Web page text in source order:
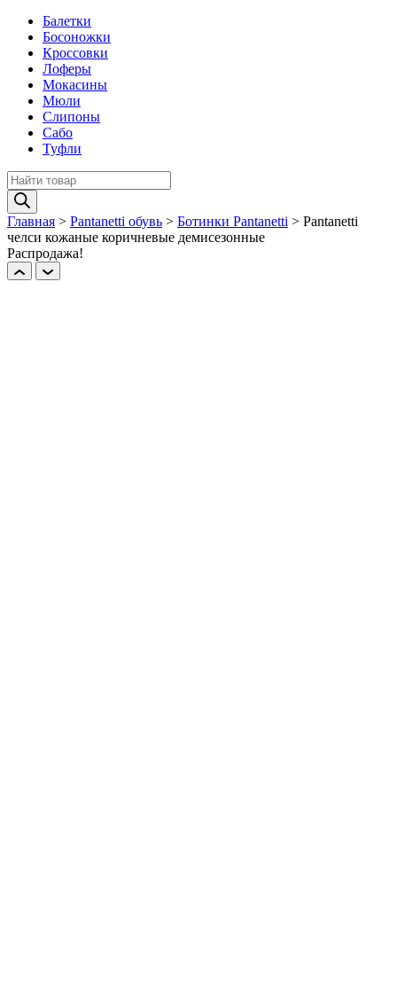
Балетки
Босоножки
Кроссовки
Лоферы
Мокасины
Мюли
Слипоны
Сабо
Туфли
Поиск
товаров
Главная > Pantanetti обувь > Ботинки Pantanetti > Pantanetti
челси кожаные коричневые демисезонные
Распродажа!